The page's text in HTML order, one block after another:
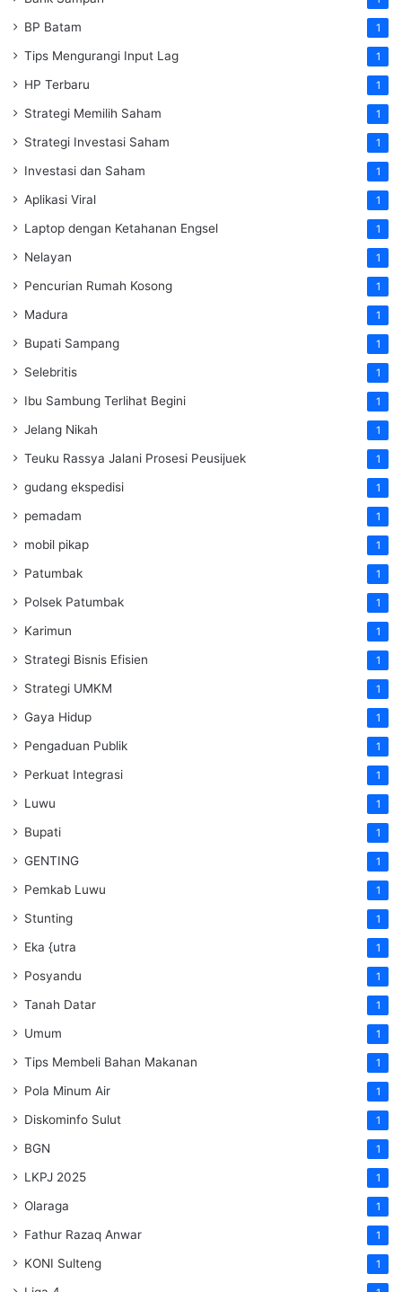
BP Batam 1
Tips Mengurangi Input Lag 1
HP Terbaru 1
Strategi Memilih Saham 1
Strategi Investasi Saham 1
Investasi dan Saham 1
Aplikasi Viral 1
Laptop dengan Ketahanan Engsel 1
Nelayan 1
Pencurian Rumah Kosong 1
Madura 1
Bupati Sampang 1
Selebritis 1
Ibu Sambung Terlihat Begini 1
Jelang Nikah 1
Teuku Rassya Jalani Prosesi Peusijuek 1
gudang ekspedisi 1
pemadam 1
mobil pikap 1
Patumbak 1
Polsek Patumbak 1
Karimun 1
Strategi Bisnis Efisien 1
Strategi UMKM 1
Gaya Hidup 1
Pengaduan Publik 1
Perkuat Integrasi 1
Luwu 1
Bupati 1
GENTING 1
Pemkab Luwu 1
Stunting 1
Eka {utra 1
Posyandu 1
Tanah Datar 1
Umum 1
Tips Membeli Bahan Makanan 1
Pola Minum Air 1
Diskominfo Sulut 1
BGN 1
LKPJ 2025 1
Olaraga 1
Fathur Razaq Anwar 1
KONI Sulteng 1